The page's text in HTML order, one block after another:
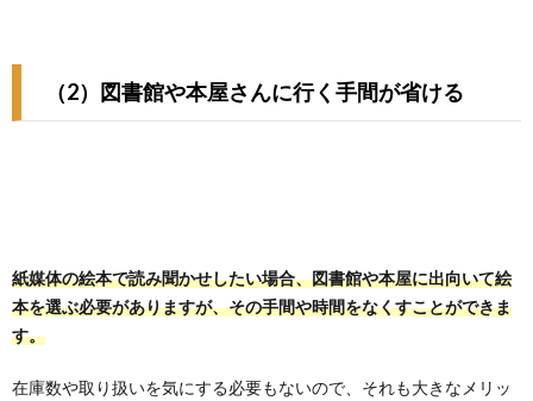
（2）図書館や本屋さんに行く手間が省ける
紙媒体の絵本で読み聞かせしたい場合、図書館や本屋に出向いて絵
本を選ぶ必要がありますが、その手間や時間をなくすことができま
す。
在庫数や取り扱いを気にする必要もないので、それも大きなメリッ